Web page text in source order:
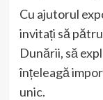
Cu ajutorul
invitați să
Dunării, să
înțeleagă
unic.